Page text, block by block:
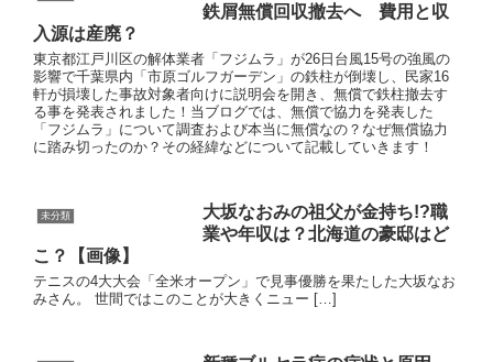
鉄屑無償回収撤去へ 費用と収
入源は産廃？
東京都江戸川区の解体業者「フジムラ」が26日台風15号の強風の
影響で千葉県内「市原ゴルフガーデン」の鉄柱が倒壊し、民家16
軒が損壊した事故対象者向けに説明会を開き、無償で鉄柱撤去す
る事を発表されました！当ブログでは、無償で協力を発表した
「フジムラ」について調査および本当に無償なの？なぜ無償協力
に踏み切ったのか？その経緯などについて記載していきます！
未分類
大坂なおみの祖父が金持ち!?職
業や年収は？北海道の豪邸はど
こ？【画像】
テニスの4大大会「全米オープン」で見事優勝を果たした大坂なお
みさん。 世間ではこのことが大きくニュー […]